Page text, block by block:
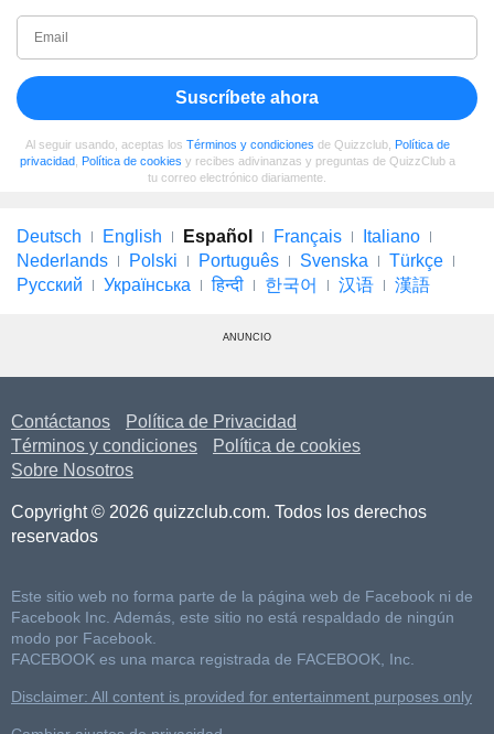
Suscríbete ahora
Al seguir usando, aceptas los Términos y condiciones de Quizzclub,
Política de
privacidad
Política de cookies y recibes adivinanzas y preguntas de QuizzClub a
tu correo electrónico diariamente.
Deutsch English Español Français
Italiano
Nederlands
Polski Português Svenska
Türkçe
Русский
Українська हिन्दी 한국어 汉语 漢語
ANUNCIO
Contáctanos
Política de Privacidad
Términos y condiciones
Política de cookies
Sobre Nosotros
Copyright © 2026 quizzclub.com. Todos los derechos
reservados
Este sitio web no forma parte de la página web de Facebook ni de
Facebook Inc. Además, este sitio no está respaldado de ningún
modo por Facebook.
FACEBOOK es una marca registrada de FACEBOOK, Inc.
Disclaimer: All content is provided for entertainment purposes only